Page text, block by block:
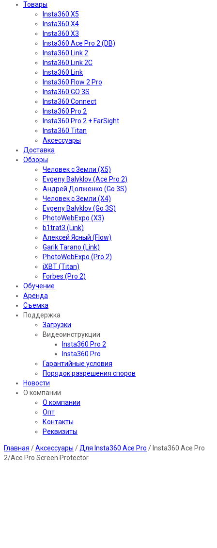
Товары
Insta360 X5
Insta360 X4
Insta360 X3
Insta360 Ace Pro 2 (DB)
Insta360 Link 2
Insta360 Link 2C
Insta360 Link
Insta360 Flow 2 Pro
Insta360 GO 3S
Insta360 Connect
Insta360 Pro 2
Insta360 Pro 2 + FarSight
Insta360 Titan
Аксессуары
Доставка
Обзоры
Человек с Земли (X5)
Evgeny Balyklov (Ace Pro 2)
Андрей Долженко (Go 3S)
Человек с Земли (X4)
Evgeny Balyklov (Go 3S)
PhotoWebExpo (X3)
b1trat3 (Link)
Алексей Ясный (Flow)
Garik Tarano (Link)
PhotoWebExpo (Pro 2)
iXBT (Titan)
Forbes (Pro 2)
Обучение
Аренда
Съемка
Поддержка
Загрузки
Видеоинструкции
Insta360 Pro 2
Insta360 Pro
Гарантийные условия
Порядок разрешения споров
Новости
О компании
О компании
Опт
Контакты
Реквизиты
Главная /Аксессуары / Для Insta360 Ace Pro / Insta360 Ace Pro
2/Ace Pro Screen Protector